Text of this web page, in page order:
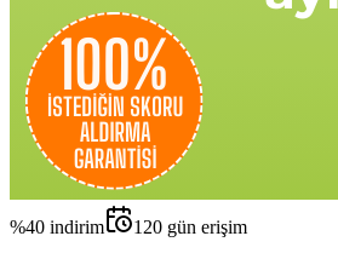
%40 indirim 120 gün erişim